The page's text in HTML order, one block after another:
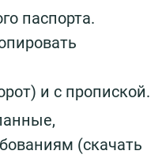
паспорта.
и с пропиской.
(скачать